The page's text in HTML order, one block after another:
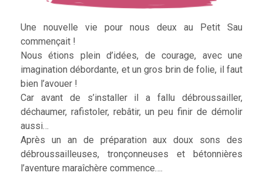
Une nouvelle vie pour nous deux au Petit Sau
commençait !
Nous étions plein d’idées, de courage, avec une
imagination débordante, et un gros brin de folie, il faut
bien l’avouer !
Car avant de s’installer il a fallu débroussailler,
déchaumer, rafistoler, rebâtir, un peu finir de démolir
aussi…
Après un an de préparation aux doux sons des
débroussailleuses, tronçonneuses et bétonnières
l’aventure maraîchère commence….